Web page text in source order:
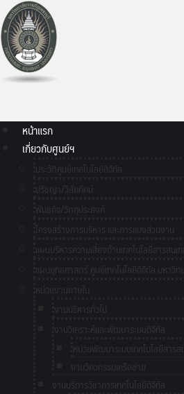
หน้าแรก
เกี่ยวกับศูนย์ฯ
ประวัติศูนย์เทคโนโลยีดิจิทัล
ปรัชญา/วิสัยทัศน์
พันธกิจ/วัตถุประสงค์
โครงสร้างการบริหาร และการแบ่งส่วนงาน
แผนบริหารความเสี่ยงด้านเทคโนโลยีสาร
แผนยุทธศาสตร์ ศูนย์เทคโนโลยีดิจิทัล มหาวิท
หน่วยงานภายใน
งานบริหารทั่วไป
งานวิเคราะห์และพัฒนาระบบดิจิทัล
หน่วยพัฒนาระบบเทคโนโลยีสารส
งานวิศวกรรมเครือข่าย
งานบริการวิชาการเทคโนโลยีดิจิทัล